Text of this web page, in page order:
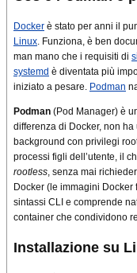
Docker è stato per anni il
Linux . Funziona, è ben
man mano che i requisiti di
systemd è diventata più
iniziato a pesare. Podman
Podman (Pod Manager) è
differenza di Docker, non
background con privilegi
processi figli dell’utente, il
rootless , senza mai
Docker (le immagini
sintassi CLI e comprende
container che condividono
Installazione su